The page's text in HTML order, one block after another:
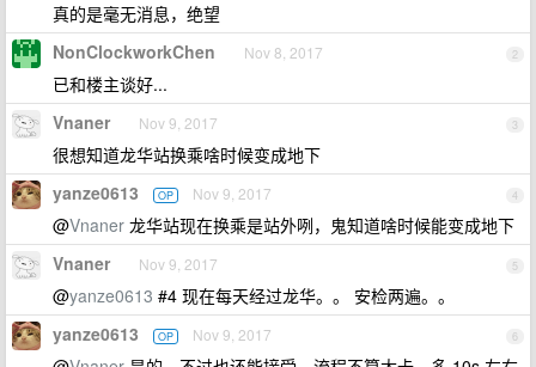
真的是毫无消息，绝望
2
NonClockworkChen Nov 8, 2017
已和楼主谈好...
3
Vnaner Nov 9, 2017
很想知道龙华站换乘啥时候变成地下
4
yanze0613 OP Nov 9, 2017
@Vnaner 龙华站现在换乘是站外咧，鬼知道啥时候能变成地下
5
Vnaner Nov 9, 2017
@yanze0613 #4 现在每天经过龙华。。 安检两遍。。
6
yanze0613 OP Nov 9, 2017